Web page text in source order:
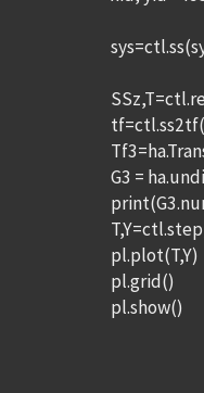
G3 =
pl.plot(T,Y)
pl.grid()
pl.show()